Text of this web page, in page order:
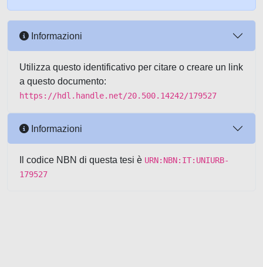
Informazioni
Utilizza questo identificativo per citare o creare un link
a questo documento:
https://hdl.handle.net/20.500.14242/179527
Informazioni
Il codice NBN di questa tesi è URN:NBN:IT:UNIURB-
179527